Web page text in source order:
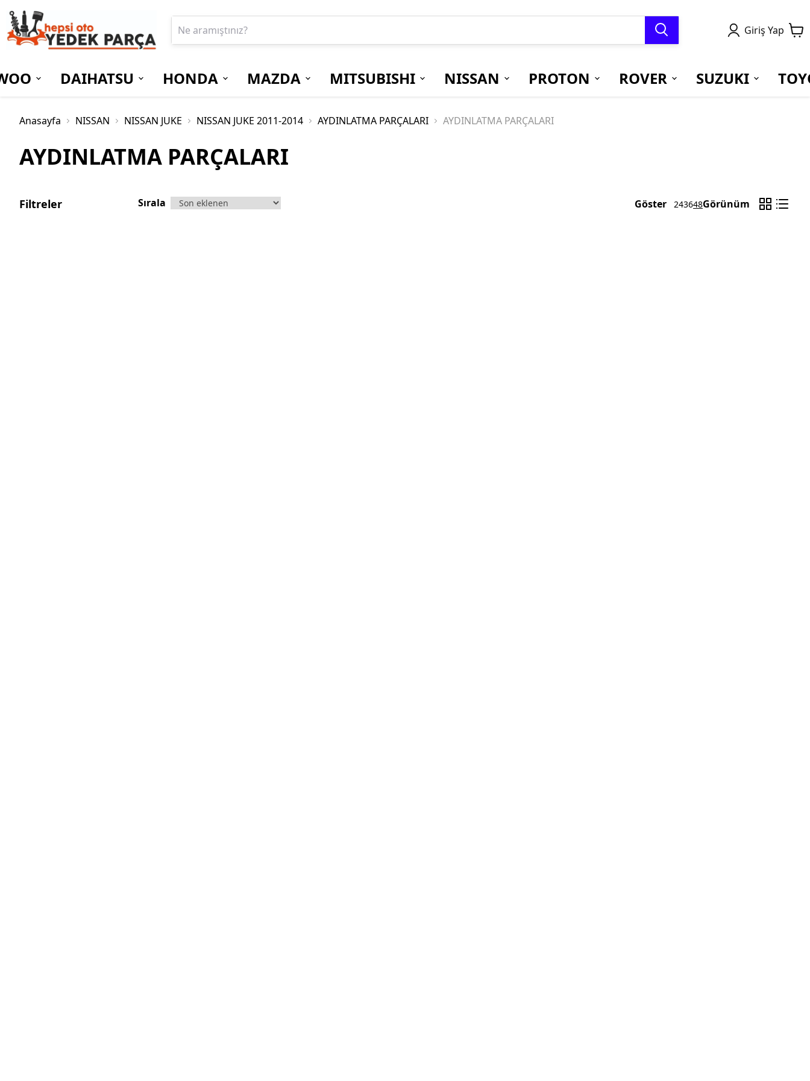
Giriş Yap
DAIHATSU HONDA MAZDA MITSUBISHI NISSAN PROTON ROVER SUZUKI
Anasayfa NISSAN NISSAN JUKE NISSAN JUKE 2011-2014 AYDINLATMA PARÇALARI AYDINLATMA PARÇALARI
AYDINLATMA PARÇALARI
Filtreler Sırala Göster 243648Görünüm